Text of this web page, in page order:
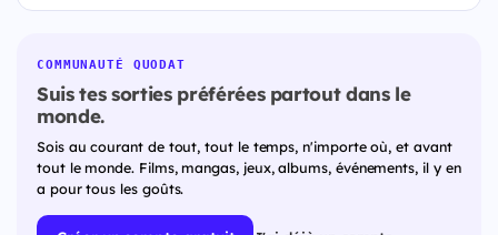
COMMUNAUTÉ QUODAT
Suis tes sorties préférées partout dans le
monde.
Sois au courant de tout, tout le temps, n'importe où, et avant
tout le monde. Films, mangas, jeux, albums, événements, il y en
a pour tous les goûts.